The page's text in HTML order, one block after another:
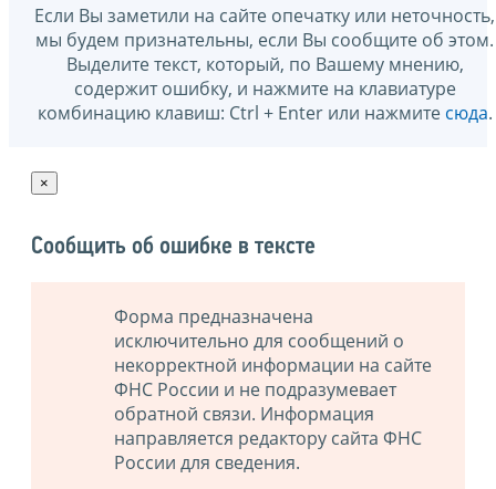
Если Вы заметили на сайте опечатку или неточность,
мы будем признательны, если Вы сообщите об этом.
Выделите текст, который, по Вашему мнению,
содержит ошибку, и нажмите на клавиатуре
комбинацию клавиш: Ctrl + Enter или нажмите сюда.
×
Сообщить об ошибке в тексте
Форма предназначена
исключительно для сообщений о
некорректной информации на сайте
ФНС России и не подразумевает
обратной связи. Информация
направляется редактору сайта ФНС
России для сведения.